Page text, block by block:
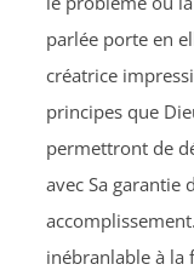
parlée porte en
créatrice
principes que
permettront de
avec Sa garantie
inébranlable à